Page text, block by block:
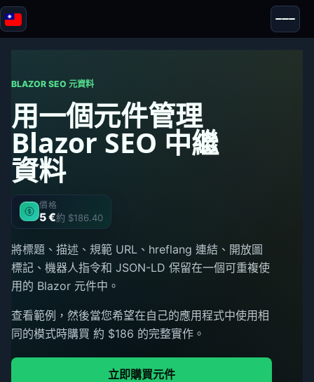
Blazor
工具
測試與評測
BLAZOR SEO 元資料
用一個元件管理
Blazor SEO 中繼
資料
價格
5 €約 $186.40
將標題、描述、規範 URL、hreflang 連結、開放圖
標記、機器人指令和 JSON-LD 保留在一個可重複使
用的 Blazor 元件中。
查看範例，然後當您希望在自己的應用程式中使用相
同的模式時購買 約 $186 的完整實作。
立即購買元件